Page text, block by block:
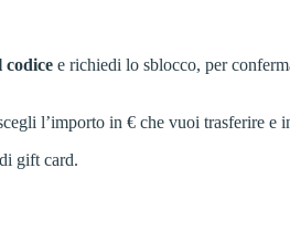
codice e richiedi lo sblocco, per
l’importo in € che vuoi trasferire e
gift card.